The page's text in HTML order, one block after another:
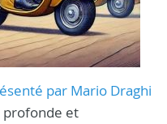
par Mario Draghi
profonde et